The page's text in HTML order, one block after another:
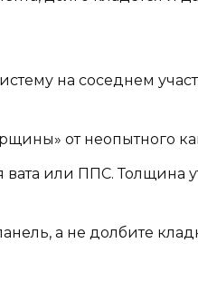
на соседнем
от неопытного
или ППС. Толщина
а не долбите